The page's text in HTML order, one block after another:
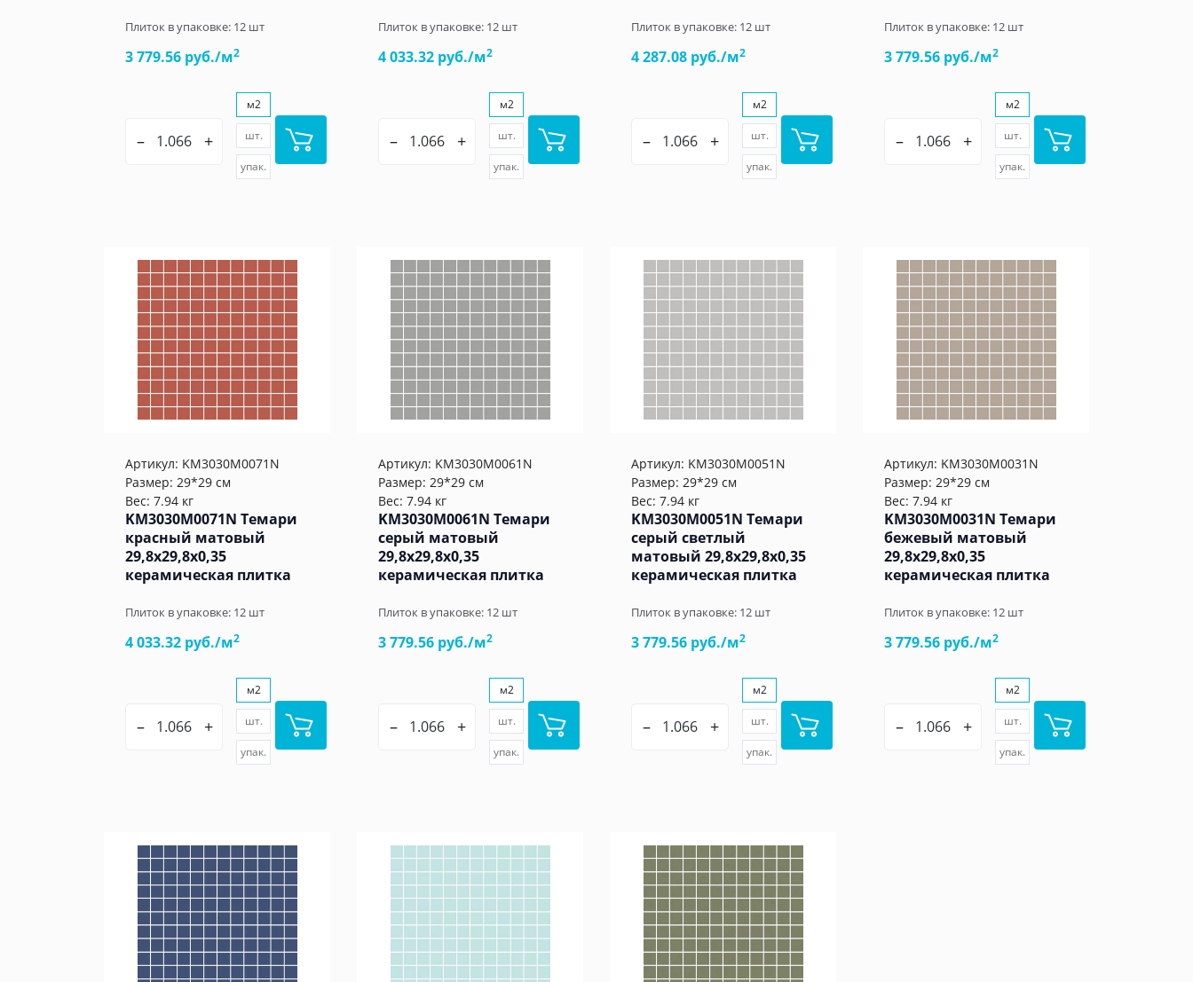
Плиток в упаковке: 12 шт
3 779.56 руб./м2
– +
м2
шт.
упак.
Плиток в упаковке: 12 шт
4 033.32 руб./м2
– +
м2
шт.
упак.
Плиток в упаковке: 12 шт
4 287.08 руб./м2
– +
м2
шт.
упак.
Плиток в упаковке: 12 шт
3 779.56 руб./м2
– +
м2
шт.
упак.
Артикул: KM3030M0071N
Размер: 29*29 см
Вес: 7.94 кг
KM3030M0071N Темари
красный матовый
29,8x29,8x0,35
керамическая плитка
Плиток в упаковке: 12 шт
4 033.32 руб./м2
– +
м2
шт.
упак.
Артикул: KM3030M0061N
Размер: 29*29 см
Вес: 7.94 кг
KM3030M0061N Темари
серый матовый
29,8x29,8x0,35
керамическая плитка
Плиток в упаковке: 12 шт
3 779.56 руб./м2
– +
м2
шт.
упак.
Артикул: KM3030M0051N
Размер: 29*29 см
Вес: 7.94 кг
KM3030M0051N Темари
серый светлый
матовый 29,8x29,8x0,35
керамическая плитка
Плиток в упаковке: 12 шт
3 779.56 руб./м2
– +
м2
шт.
упак.
Артикул: KM3030M0031N
Размер: 29*29 см
Вес: 7.94 кг
KM3030M0031N Темари
бежевый матовый
29,8x29,8x0,35
керамическая плитка
Плиток в упаковке: 12 шт
3 779.56 руб./м2
– +
м2
шт.
упак.